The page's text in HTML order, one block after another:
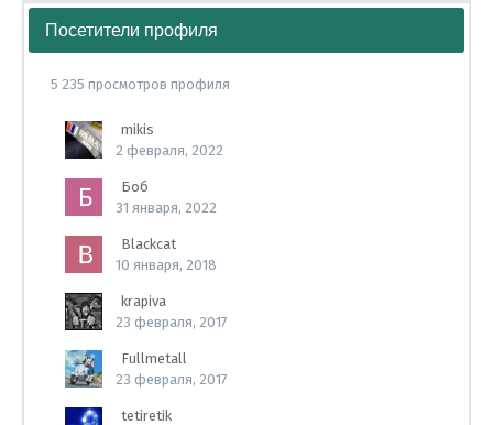
Посетители профиля
5 235 просмотров профиля
mikis
2 февраля, 2022
Боб
31 января, 2022
Blackcat
10 января, 2018
krapiva
23 февраля, 2017
Fullmetall
23 февраля, 2017
tetiretik